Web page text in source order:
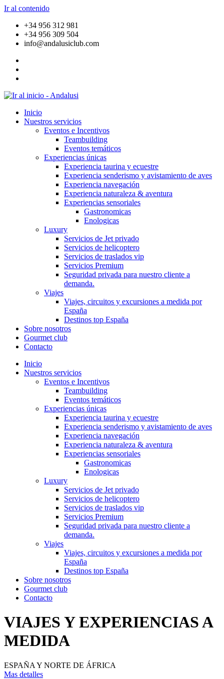
Ir al contenido
+34 956 312 981
+34 956 309 504
info@andalusiclub.com
Inicio
Nuestros servicios
Eventos e Incentivos
Teambuilding
Eventos temáticos
Experiencias únicas
Experiencia taurina y ecuestre
Experiencia senderismo y avistamiento de aves
Experiencia navegación
Experiencia naturaleza & aventura
Experiencias sensoriales
Gastronomicas
Enologicas
Luxury
Servicios de Jet privado
Servicios de helicoptero
Servicios de traslados vip
Servicios Premium
Seguridad privada para nuestro cliente a
demanda.
Viajes
Viajes, circuitos y excursiones a medida por
España
Destinos top España
Sobre nosotros
Gourmet club
Contacto
Inicio
Nuestros servicios
Eventos e Incentivos
Teambuilding
Eventos temáticos
Experiencias únicas
Experiencia taurina y ecuestre
Experiencia senderismo y avistamiento de aves
Experiencia navegación
Experiencia naturaleza & aventura
Experiencias sensoriales
Gastronomicas
Enologicas
Luxury
Servicios de Jet privado
Servicios de helicoptero
Servicios de traslados vip
Servicios Premium
Seguridad privada para nuestro cliente a
demanda.
Viajes
Viajes, circuitos y excursiones a medida por
España
Destinos top España
Sobre nosotros
Gourmet club
Contacto
VIAJES Y EXPERIENCIAS A
MEDIDA
ESPAÑA Y NORTE DE ÁFRICA
Mas detalles